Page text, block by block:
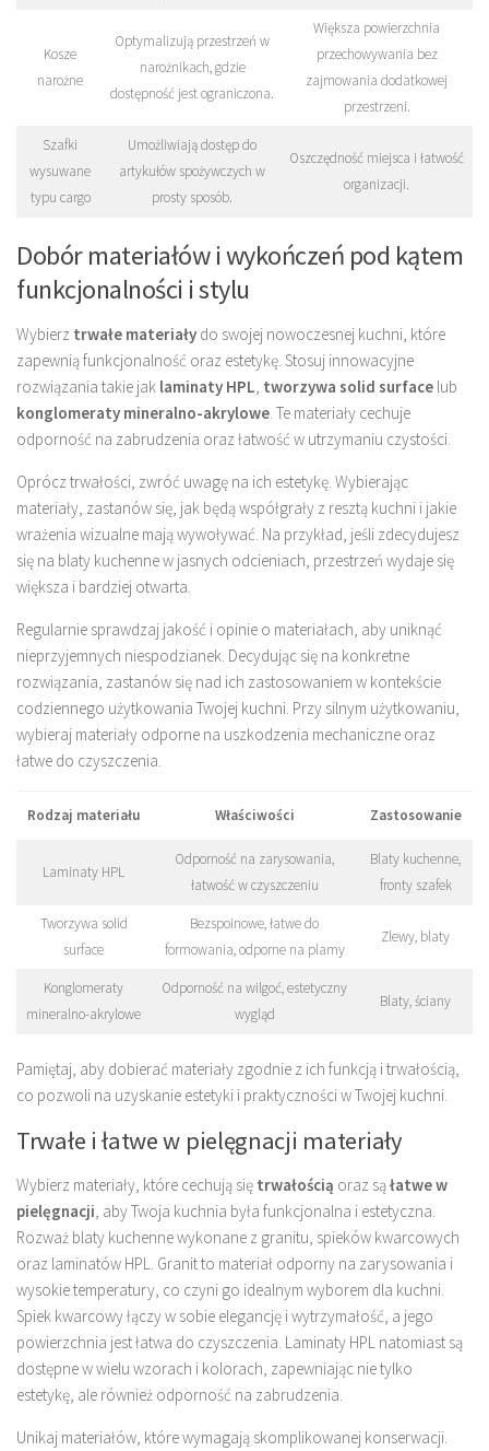
Kosze
narożne
Optymalizują przestrzeń w
narożnikach, gdzie
dostępność jest ograniczona.
Większa powierzchnia
przechowywania bez
zajmowania dodatkowej
przestrzeni.
Szafki
wysuwane
typu cargo
Umożliwiają dostęp do
artykułów spożywczych w
prosty sposób.
Oszczędność miejsca i łatwość
organizacji.
Dobór materiałów i wykończeń pod kątem
funkcjonalności i stylu
Wybierz trwałe materiały do swojej nowoczesnej kuchni, które
zapewnią funkcjonalność oraz estetykę. Stosuj innowacyjne
rozwiązania takie jak laminaty HPL, tworzywa solid surface lub
konglomeraty mineralno-akrylowe. Te materiały cechuje
odporność na zabrudzenia oraz łatwość w utrzymaniu czystości.
Oprócz trwałości, zwróć uwagę na ich estetykę. Wybierając
materiały, zastanów się, jak będą współgrały z resztą kuchni i jakie
wrażenia wizualne mają wywoływać. Na przykład, jeśli zdecydujesz
się na blaty kuchenne w jasnych odcieniach, przestrzeń wydaje się
większa i bardziej otwarta.
Regularnie sprawdzaj jakość i opinie o materiałach, aby uniknąć
nieprzyjemnych niespodzianek. Decydując się na konkretne
rozwiązania, zastanów się nad ich zastosowaniem w kontekście
codziennego użytkowania Twojej kuchni. Przy silnym użytkowaniu,
wybieraj materiały odporne na uszkodzenia mechaniczne oraz
łatwe do czyszczenia.
Rodzaj materiału Właściwości Zastosowanie
Laminaty HPL
Odporność na zarysowania,
łatwość w czyszczeniu
Blaty kuchenne,
fronty szafek
Tworzywa solid
surface
Bezspoinowe, łatwe do
formowania, odporne na plamy
Zlewy, blaty
Konglomeraty
mineralno-akrylowe
Odporność na wilgoć, estetyczny
wygląd
Blaty, ściany
Pamiętaj, aby dobierać materiały zgodnie z ich funkcją i trwałością,
co pozwoli na uzyskanie estetyki i praktyczności w Twojej kuchni.
Trwałe i łatwe w pielęgnacji materiały
Wybierz materiały, które cechują się trwałością oraz sąłatwe w
pielęgnacji, aby Twoja kuchnia była funkcjonalna i estetyczna.
Rozważ blaty kuchenne wykonane z granitu, spieków kwarcowych
oraz laminatów HPL. Granit to materiał odporny na zarysowania i
wysokie temperatury, co czyni go idealnym wyborem dla kuchni.
Spiek kwarcowy łączy w sobie elegancję i wytrzymałość, a jego
powierzchnia jest łatwa do czyszczenia. Laminaty HPL natomiast są
dostępne w wielu wzorach i kolorach, zapewniając nie tylko
estetykę, ale również odporność na zabrudzenia.
Unikaj materiałów, które wymagają skomplikowanej konserwacji.